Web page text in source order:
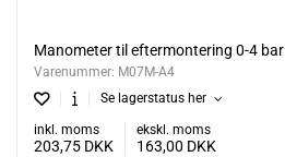
Manometer til eftermontering 0-4 bar
Varenummer: M07M-A4
Se lagerstatus her
inkl. moms
203,75 DKK
ekskl. moms
163,00 DKK